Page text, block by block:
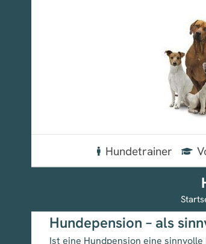
Hundetrainer
Hundepension – als
Ist eine Hundpension eine